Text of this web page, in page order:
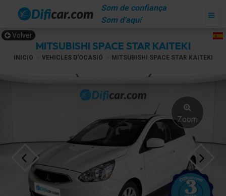
Som de confiança
Som d'aquí
MITSUBISHI SPACE STAR KAITEKI
Volver
INICIO VEHICLES D'OCASIÓ MITSUBISHI SPACE STAR KAITEKI
Zoom